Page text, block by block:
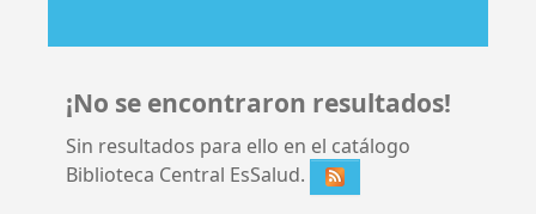
¡No se encontraron resultados!
Sin resultados para ello en el catálogo
Biblioteca Central EsSalud.